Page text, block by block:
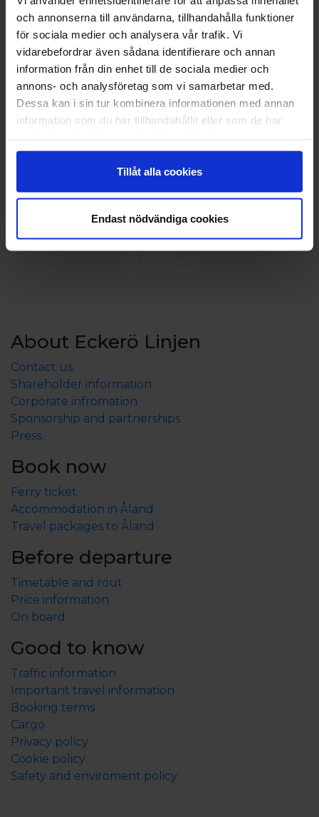
och annonserna till användarna, tillhandahålla funktioner
för sociala medier och analysera vår trafik. Vi
vidarebefordrar även sådana identifierare och annan
information från din enhet till de sociala medier och
annons- och analysföretag som vi samarbetar med.
Dessa kan i sin tur kombinera informationen med annan
information som du har tillhandahållit eller som de har
Tillåt alla cookies
Endast nödvändiga cookies
Facilities
TV
Kitchen
Free Wi-Fi
About Eckerö Linjen
Contact us
Shareholder information
Corporate infromation
Sponsorship and partnerships
Press
Book now
Ferry ticket
Accommodation in Åland
Travel packages to Åland
Before departure
Timetable and rout
Price information
On board
Good to know
Traffic information
Important travel information
Booking terms
Cargo
Privacy policy
Cookie policy
Safety and enviroment policy